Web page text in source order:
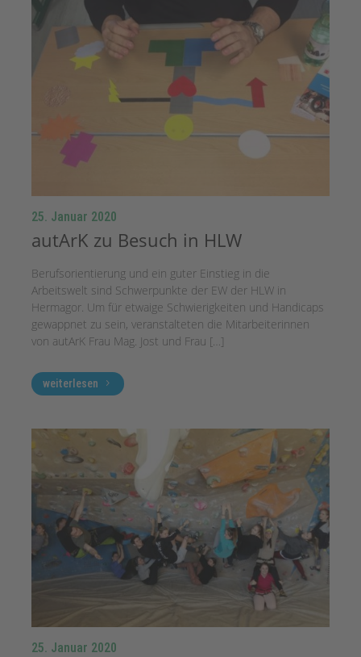
25. Januar 2020
autArK zu Besuch in HLW
Berufsorientierung und ein guter Einstieg in die
Arbeitswelt sind Schwerpunkte der EW der HLW in
Hermagor. Um für etwaige Schwierigkeiten und Handicaps
gewappnet zu sein, veranstalteten die Mitarbeiterinnen
von autArK Frau Mag. Jost und Frau […]
weiterlesen
25. Januar 2020